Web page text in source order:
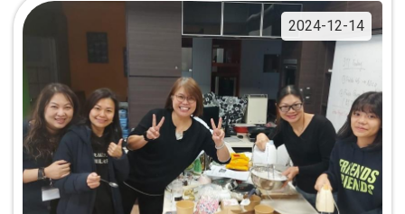
2024-12-14